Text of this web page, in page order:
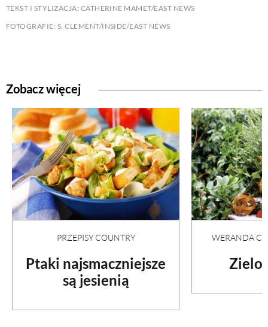
TEKST I STYLIZACJA: CATHERINE MAMET/EAST NEWS
FOTOGRAFIE: S. CLEMENT/INSIDE/EAST NEWS
Zobacz więcej
PRZEPISY COUNTRY
Ptaki najsmaczniejsze
są jesienią
WERANDA